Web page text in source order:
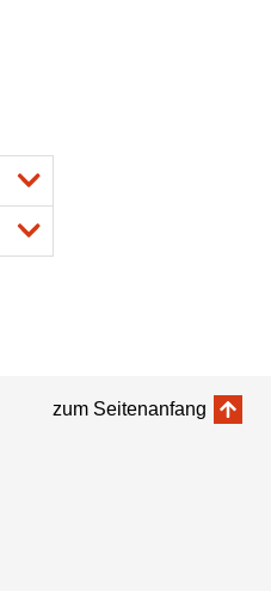
zum Seitenanfang